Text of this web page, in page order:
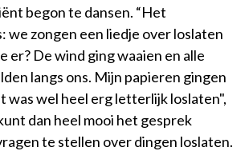
begon te dansen. “Het
we zongen een liedje over loslaten
er? De wind ging waaien en alle
langs ons. Mijn papieren gingen
was wel heel erg letterlijk loslaten",
dan heel mooi het gesprek
te stellen over dingen loslaten.